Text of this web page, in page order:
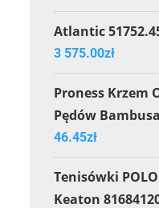
Atlantic
3 575.00zł
Proness Krzem
Pędów
46.45zł
Tenisówki POLO
Keaton